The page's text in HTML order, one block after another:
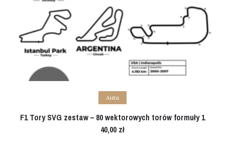
Add to cart
Auta
F1 Tory SVG zestaw – 80 wektorowych torów formuły 1
40,00 zł